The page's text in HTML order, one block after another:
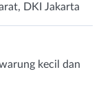
DKI Jakarta
kecil dan